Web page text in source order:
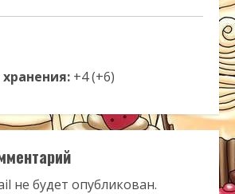
+4 (+6)
не будет опубликован.